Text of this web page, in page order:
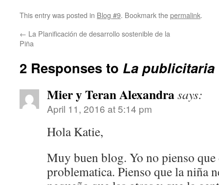
This entry was posted in Blog #9. Bookmark thepermalink.
← La Planificación de desarrollo sostenible de la
Piña
2 Responses to La publicitaria
Mier y Teran Alexandrasays:
April 11, 2016 at 5:14 pm
Hola Katie,
Muy buen blog. Yo no pienso que
problematica. Pienso que la niña